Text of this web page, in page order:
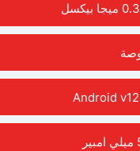
Android v12